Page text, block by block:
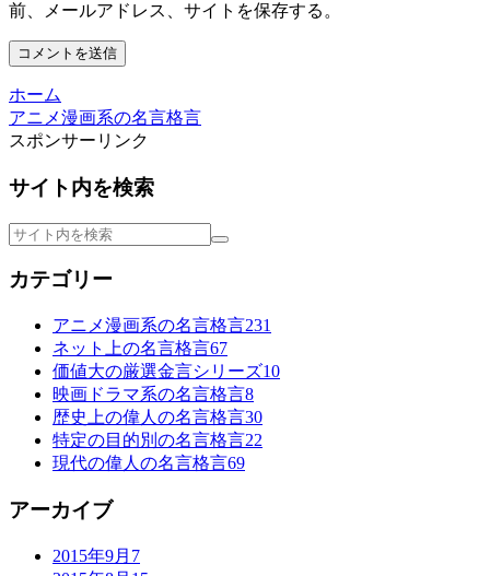
前、メールアドレス、サイトを保存する。
ホーム
アニメ漫画系の名言格言
スポンサーリンク
サイト内を検索
カテゴリー
アニメ漫画系の名言格言231
ネット上の名言格言67
価値大の厳選金言シリーズ10
映画ドラマ系の名言格言8
歴史上の偉人の名言格言30
特定の目的別の名言格言22
現代の偉人の名言格言69
アーカイブ
2015年9月 7